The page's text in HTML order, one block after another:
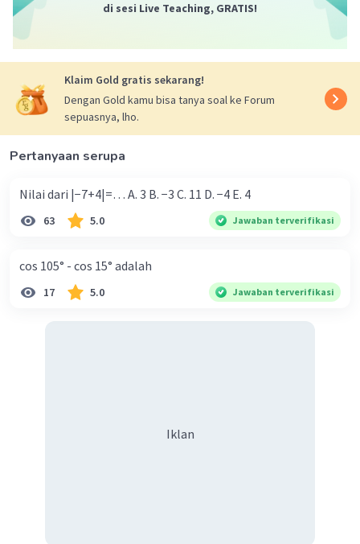
di sesi Live Teaching, GRATIS!
Klaim Gold gratis sekarang!
Dengan Gold kamu bisa tanya soal ke Forum
sepuasnya, lho.
Pertanyaan serupa
Nilai dari |−7+4|=… A. 3 B. −3 C. 11 D. −4 E. 4
63 5.0 Jawaban terverifikasi
cos 105° - cos 15° adalah
17 5.0 Jawaban terverifikasi
Iklan